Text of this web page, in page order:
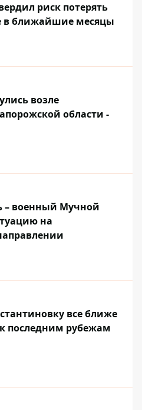
риск потерять
в ближайшие месяцы
возле
области -
– военный Мучной
на
все ближе
к последним рубежам